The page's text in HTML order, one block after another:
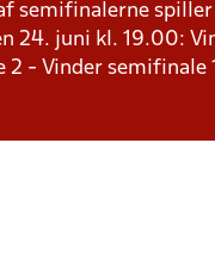
semifinalerne
24. juni kl. 19.00:
2 - Vinder semifinale 1